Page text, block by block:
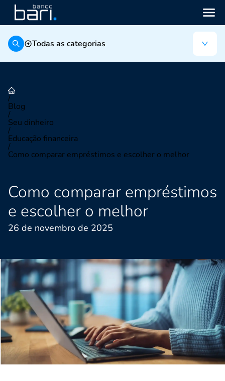
Todas as categorias
/
Blog
/
Seu dinheiro
/
Educação financeira
/
Como comparar empréstimos e escolher o melhor
Como comparar empréstimos
e escolher o melhor
26 de novembro de 2025